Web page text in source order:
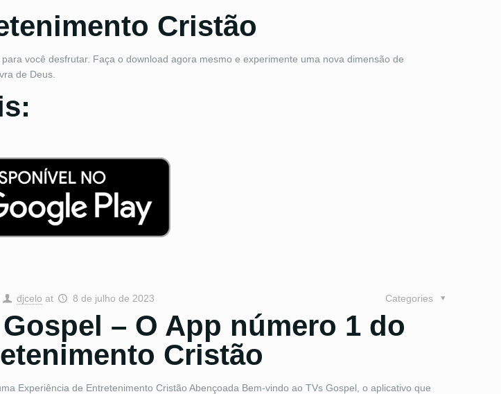
Cristão
você desfrutar. Faça o download agora mesmo e experimente uma nova dimensão de
de Deus.
djcelo at 8 de julho de 2023 Categories
– O App número 1 do
Cristão
Experiência de Entretenimento Cristão Abençoada Bem-vindo ao TVs Gospel, o aplicativo que